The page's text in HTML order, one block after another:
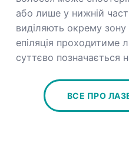
або лише у нижній
виділяють окрему зону
епіляція проходитиме
суттєво позначається
ВСЕ ПРО